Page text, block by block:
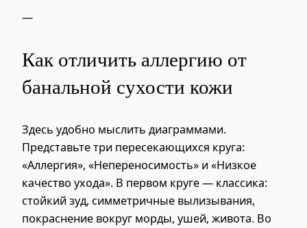
—
Как отличить аллергию от
банальной сухости кожи
Здесь удобно мыслить диаграммами.
Представьте три пересекающихся круга:
«Аллергия», «Непереносимость» и «Низкое
качество ухода». В первом круге — классика:
стойкий зуд, симметричные вылизывания,
покраснение вокруг морды, ушей, живота. Во